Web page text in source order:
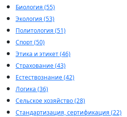
Биология (55)
Экология (53)
Политология (51)
Спорт (50)
Этика и этикет (46)
Страхование (43)
Естествознание (42)
Логика (36)
Сельское хозяйство (28)
Стандартизация, сертификация (22)